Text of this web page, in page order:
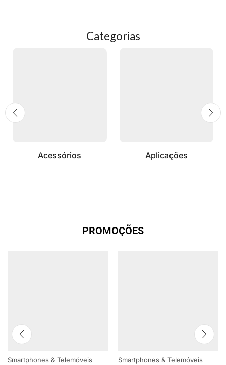
Categorias
Acessórios Aplicações
PROMOÇÕES
Smartphones & Telemóveis Smartphones & Telemóveis